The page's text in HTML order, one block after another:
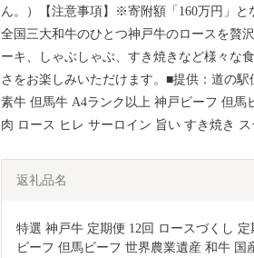
ん。）【注意事項】※寄附額「160万円」と
全国三大和牛のひとつ神戸牛のロースを贅
ーキ、しゃぶしゃぶ、すき焼きなど様々な
さをお楽しみいただけます。■提供：道の
素牛 但馬牛 A4ランク以上 神戸ビーフ 但
肉 ロース ヒレ サーロイン 旨い すき焼き
返礼品名
特選 神戸牛 定期便 12回 ロースづくし
ビーフ 但馬ビーフ 世界農業遺産 和牛